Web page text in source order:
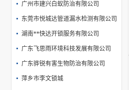
广州市建兴白蚁防治有限公司
东莞市悦城达管道漏水检测有限公司
湖南**快达开锁服务有限公司
广东飞思雨环境科技发展有限公司
广东骅锐有害生物防治有限公司
萍乡市李文锁城